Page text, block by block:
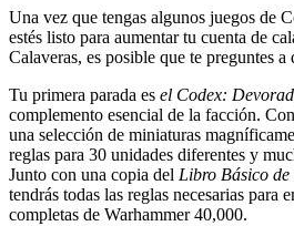
Una vez que tengas algunos juegos de
estés listo para aumentar tu cuenta de
Calaveras, es posible que te preguntes
Tu primera parada es el Codex:
complemento esencial de la facción.
una selección de miniaturas
reglas para 30 unidades diferentes y
Junto con una copia del Libro Básico
tendrás todas las reglas necesarias para
completas de Warhammer 40,000.